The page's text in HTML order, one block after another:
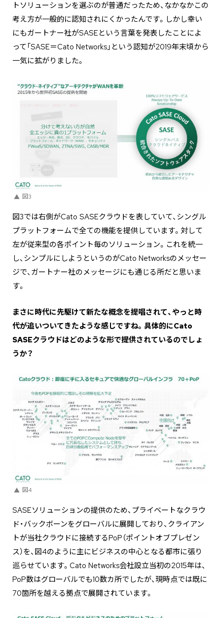
トソリューションを選ぶのが普通だったため、なかなかこの
考え方が一般的に認知されにくかったんです。しかし幸い
にもガートナー社がSASEという言葉を発表したことによ
って「SASE＝Cato Networks」という認知が2019年末頃から
一気に拡がりました。
図3
図3では右側がCato SASEクラウドを表していて、シングル
プラットフォームで全ての機能を提供しています。対して
左が従来型の各ポイント毎のソリューション。これを統一
し、シンプルにしようというのがCato Networksのメッセー
ジで、ガートナー社のメッセージにも通じる所だと思いま
す。
―――まさに時代に先駆けて新たな概念を提唱されて、やっと時
代が追いついてきたような感じですね。具体的にCato
SASEクラウドはどのような形で提供されているのでしょ
うか？
図4
SASEソリューションの提供のため、プライベートなクラウ
ド・バックボーンをグローバルに展開しており、クライアン
トが当社クラウドに接続するPoP（ポイントオブプレゼン
ス）を、図4のように主にビジネスの中心となる都市に張り
巡らせています。Cato Networks会社設立当初の2015年は、
PoP数はグローバルでも10数カ所でしたが、現時点では既に
70箇所を越える拠点で展開されています。